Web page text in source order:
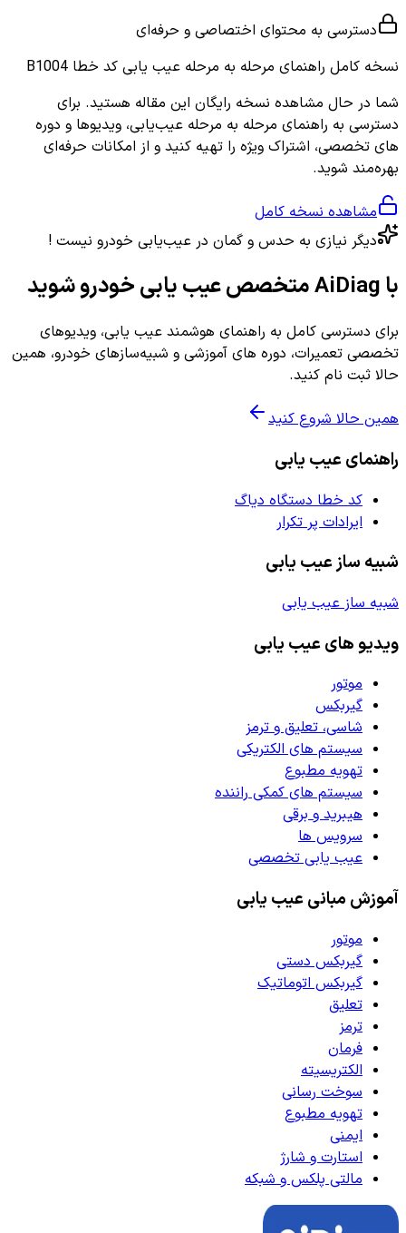
دسترسی به محتوای اختصاصی و حرفه‌ای
نسخه کامل راهنمای مرحله به مرحله عیب یابی کد خطا B1004
شما در حال مشاهده نسخه رایگان این مقاله هستید. برای
دسترسی به راهنمای مرحله به مرحله عیب‌یابی، ویدیوها و دوره
های تخصصی، اشتراک ویژه را تهیه کنید و از امکانات حرفه‌ای
بهره‌مند شوید.
مشاهده نسخه کامل
دیگر نیازی به حدس و گمان در عیب‌یابی خودرو نیست !
با AiDiag متخصص عیب یابی خودرو شوید
برای دسترسی کامل به راهنمای هوشمند عیب یابی، ویدیوهای
تخصصی تعمیرات، دوره های آموزشی و شبیه‌سازهای خودرو، همین
حالا ثبت نام کنید.
همین حالا شروع کنید
راهنمای عیب یابی
کد خطا دستگاه دیاگ
ایرادات پر تکرار
شبیه ساز عیب یابی
شبیه ساز عیب یابی
ویدیو های عیب یابی
موتور
گیربکس
شاسی، تعلیق و ترمز
سیستم های الکتریکی
تهویه مطبوع
سیستم های کمکی راننده
هیبرید و برقی
سرویس ها
عیب یابی تخصصی
آموزش مبانی عیب یابی
موتور
گیربکس دستی
گیربکس اتوماتیک
تعلیق
ترمز
فرمان
الکتریسیته
سوخت رسانی
تهویه مطبوع
ایمنی
استارت و شارژ
مالتی پلکس و شبکه